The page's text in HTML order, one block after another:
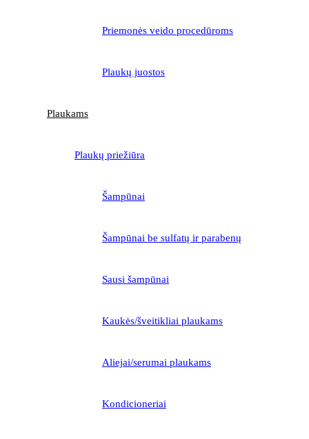
Priemonės veido procedūroms
Plaukų juostos
Plaukams
Plaukų priežiūra
Šampūnai
Šampūnai be sulfatų ir parabenų
Sausi šampūnai
Kaukės/šveitikliai plaukams
Aliejai/serumai plaukams
Kondicioneriai